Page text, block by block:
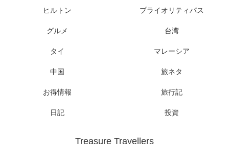
Treasure Travellers
ヒルトン プライオリティパス
グルメ 台湾
タイ マレーシア
中国 旅ネタ
お得情報 旅行記
日記 投資